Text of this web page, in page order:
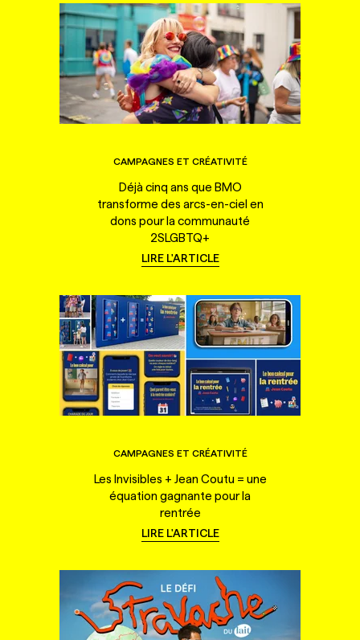
CAMPAGNES ET CRÉATIVITÉ
Déjà cinq ans que BMO
transforme des arcs-en-ciel en
dons pour la communauté
2SLGBTQ+
LIRE L'ARTICLE
CAMPAGNES ET CRÉATIVITÉ
Les Invisibles + Jean Coutu = une
équation gagnante pour la
rentrée
LIRE L'ARTICLE